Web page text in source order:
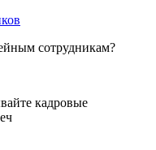
сотрудникам?
кадровые